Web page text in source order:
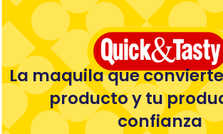
La maquila que
producto y tu
confianza